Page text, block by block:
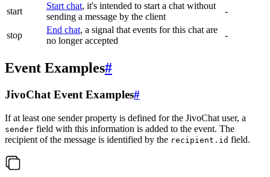
start
Start chat, it's intended to start a chat without
sending a message by the client
-
stop
End chat, a signal that events for this chat are
no longer accepted
-
Event Examples#
JivoChat Event Examples#
If at least one sender property is defined for the JivoChat user, a
sender field with this information is added to the event. The
recipient of the message is identified by the recipient.id field.